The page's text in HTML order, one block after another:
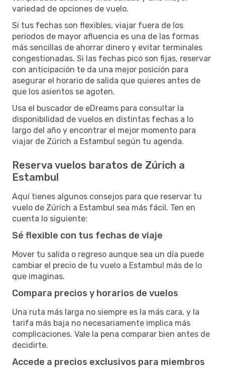
variedad de opciones de vuelo.
Si tus fechas son flexibles, viajar fuera de los
periodos de mayor afluencia es una de las formas
más sencillas de ahorrar dinero y evitar terminales
congestionadas. Si las fechas pico son fijas, reservar
con anticipación te da una mejor posición para
asegurar el horario de salida que quieres antes de
que los asientos se agoten.
Usa el buscador de eDreams para consultar la
disponibilidad de vuelos en distintas fechas a lo
largo del año y encontrar el mejor momento para
viajar de Zúrich a Estambul según tu agenda.
Reserva vuelos baratos de Zúrich a
Estambul
Aquí tienes algunos consejos para que reservar tu
vuelo de Zúrich a Estambul sea más fácil. Ten en
cuenta lo siguiente:
Sé flexible con tus fechas de viaje
Mover tu salida o regreso aunque sea un día puede
cambiar el precio de tu vuelo a Estambul más de lo
que imaginas.
Compara precios y horarios de vuelos
Una ruta más larga no siempre es la más cara, y la
tarifa más baja no necesariamente implica más
complicaciones. Vale la pena comparar bien antes de
decidirte.
Accede a precios exclusivos para miembros